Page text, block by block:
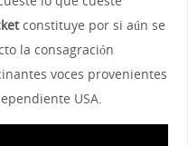
constituye por si aún se
la consagración
voces provenientes
USA.